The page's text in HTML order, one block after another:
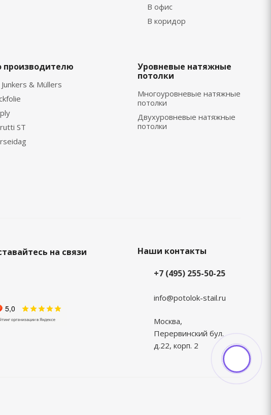
В офис
В коридор
производителю
Junkers & Müllers
ST
Уровневые натяжные
потолки
Многоуровневые натяжные
потолки
Двухуровневые натяжные
потолки
на связи
Наши контакты
+7 (495) 255-50-25
info@potolok-stail.ru
Москва,
Перервинский бул.
д.22, корп. 2